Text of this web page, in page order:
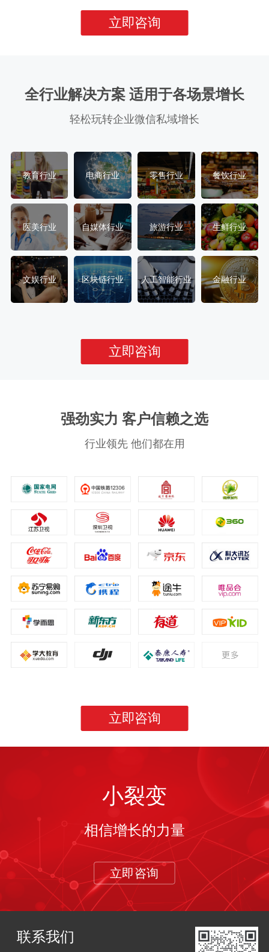
立即咨询
全行业解决方案 适用于各场景增长
轻松玩转企业微信私域增长
教育行业 电商行业 零售行业 餐饮行业
医美行业 自媒体行业 旅游行业 生鲜行业
文娱行业 区块链行业 人工智能行业 金融行业
立即咨询
强劲实力 客户信赖之选
行业领先 他们都在用
立即咨询
小裂变
相信增长的力量
立即咨询
联系我们